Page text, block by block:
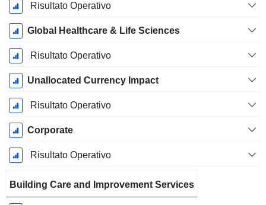
Risultato Operativo
Global Healthcare & Life Sciences
Risultato Operativo
Unallocated Currency Impact
Risultato Operativo
Corporate
Risultato Operativo
Building Care and Improvement Services